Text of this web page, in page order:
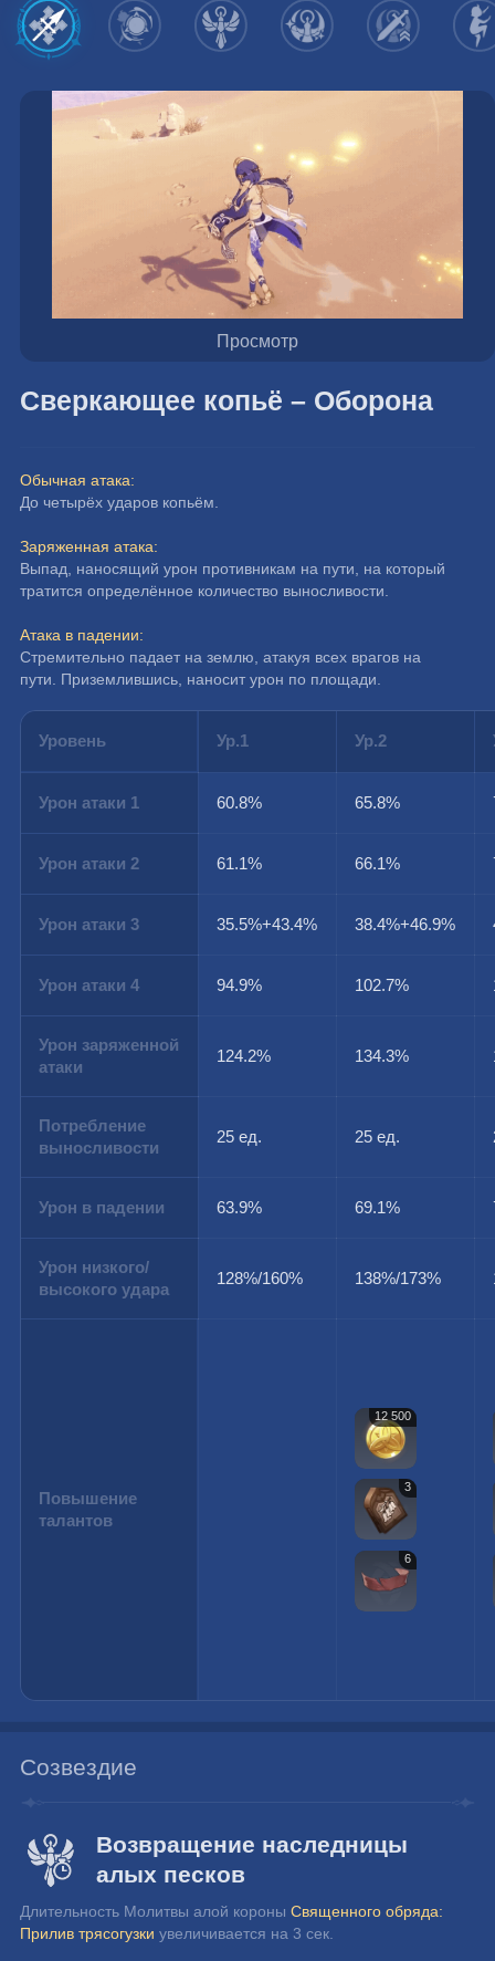
Просмотр
Сверкающее копьё – Оборона
Обычная атака:
До четырёх ударов копьём.
Заряженная атака:
Выпад, наносящий урон противникам на пути, на который
тратится определённое количество выносливости.
Атака в падении:
Стремительно падает на землю, атакуя всех врагов на
пути. Приземлившись, наносит урон по площади.
Уровень Ур.1 Ур.2
Урон атаки 1 60.8% 65.8%
Урон атаки 2 61.1% 66.1%
Урон атаки 3 35.5%+43.4% 38.4%+46.9%
Урон атаки 4 94.9% 102.7%
Урон заряженной
атаки
124.2% 134.3%
Потребление
выносливости
25 ед. 25 ед.
Урон в падении 63.9% 69.1%
Урон низкого/
высокого удара
128%/160% 138%/173%
Повышение
талантов
12 500
3
6
Созвездие
Возвращение наследницы
алых песков
Длительность Молитвы алой короны Священного обряда:
Прилив трясогузки увеличивается на 3 сек.